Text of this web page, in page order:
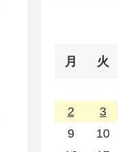
月 火
2
3
9
10